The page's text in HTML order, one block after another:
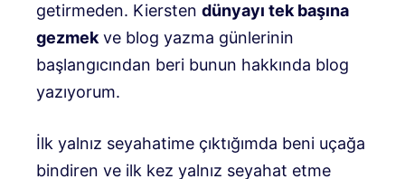
getirmeden. Kiersten dünyayı tek başına
gezmek ve blog yazma günlerinin
başlangıcından beri bunun hakkında blog
yazıyorum.
İlk yalnız seyahatime çıktığımda beni uçağa
bindiren ve ilk kez yalnız seyahat etme